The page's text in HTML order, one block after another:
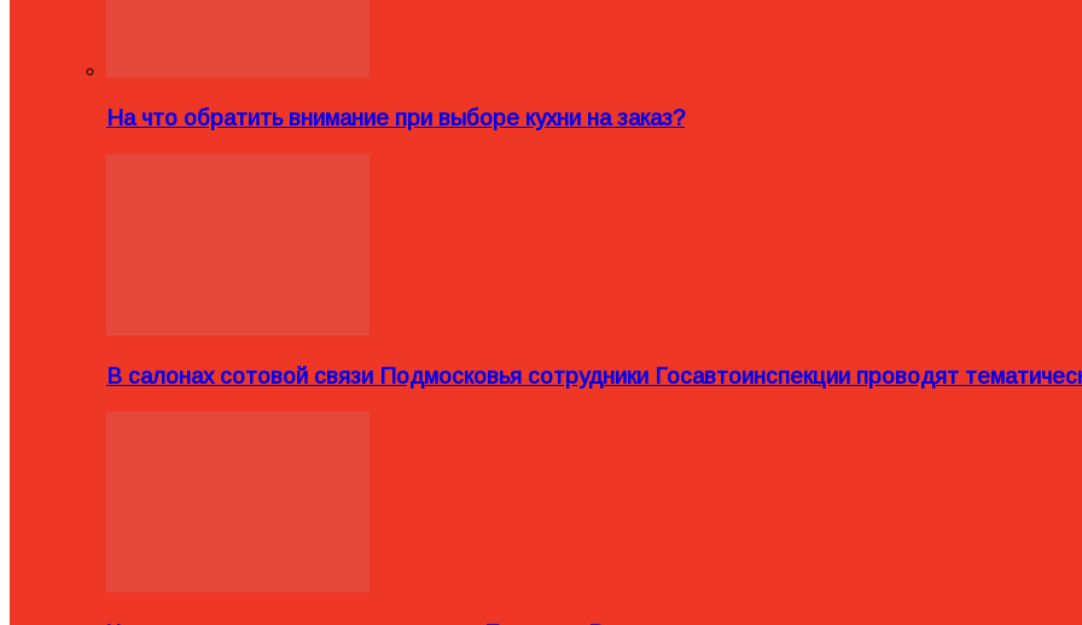
На что обратить внимание при выборе кухни на заказ?
В салонах сотовой связи Подмосковья сотрудники Госавтоинспекции проводят